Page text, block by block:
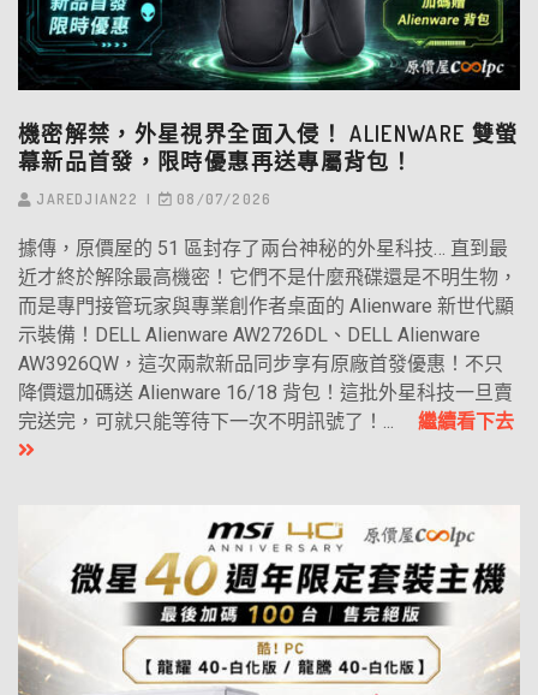
機密解禁，外星視界全面入侵！ ALIENWARE 雙螢
幕新品首發，限時優惠再送專屬背包！
JAREDJIAN22 08/07/2026
據傳，原價屋的 51 區封存了兩台神秘的外星科技… 直到最
近才終於解除最高機密！它們不是什麼飛碟還是不明生物，
而是專門接管玩家與專業創作者桌面的 Alienware 新世代顯
示裝備！DELL Alienware AW2726DL、DELL Alienware
AW3926QW，這次兩款新品同步享有原廠首發優惠！不只
降價還加碼送 Alienware 16/18 背包！這批外星科技一旦賣
完送完，可就只能等待下一次不明訊號了！... 繼續看下去